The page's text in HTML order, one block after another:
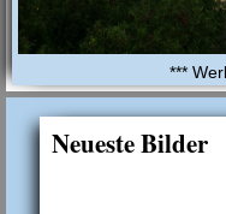
***
Neueste Bilder